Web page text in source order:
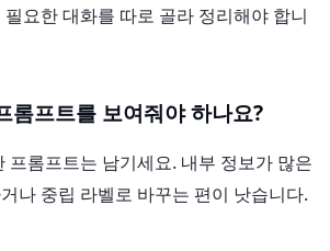
요한 대화를 따로 골라 정리해야 합니
롬프트를 보여줘야 하나요?
프롬프트는 남기세요. 내부 정보가 많은
나 중립 라벨로 바꾸는 편이 낫습니다.